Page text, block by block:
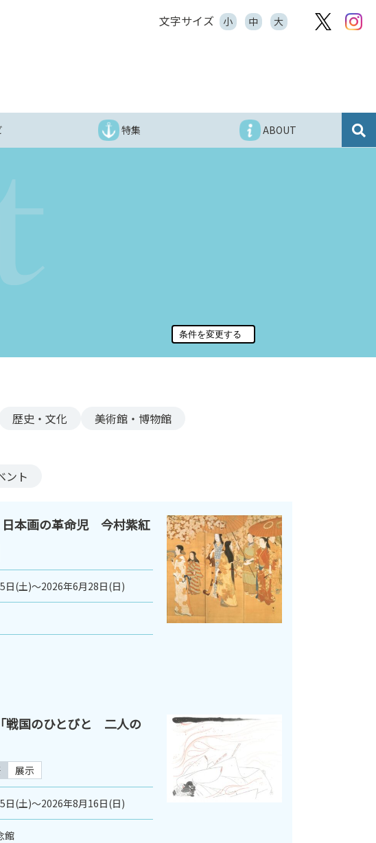
文字サイズ 小 中 大
特集 ABOUT
歴史・文化
美術館・博物館
ント
本画の革命児 今村紫紅
日(土)～2026年6月28日(日)
戦国のひとびと 二人の
展示
日(土)～2026年8月16日(日)
館